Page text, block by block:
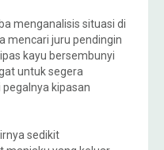
menganalisis situasi di
mencari juru pendingin
kayu bersembunyi
untuk segera
kipasan
sedikit